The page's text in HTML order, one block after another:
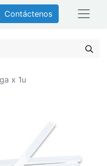
Contáctenos
x 1u